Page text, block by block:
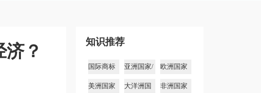
？ 知识推荐
国际商标
注册
亚洲国家/
地区商标
欧洲国家
商标
美洲国家
大洋洲国
非洲国家